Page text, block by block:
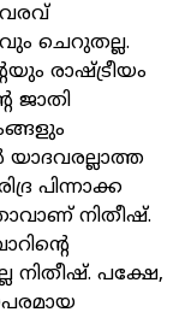
വരവ്
ചെറുതല്ല.
രാഷ്ട്രീയം
ജാതി
പിന്നാക്ക
നിതീഷ്.
നിതീഷ്. പക്ഷേ,